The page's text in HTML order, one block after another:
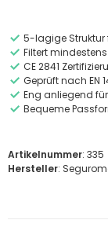
5-lagige Struktur
Filtert
CE 2841
Geprüft nach EN
Eng anliegend
Bequeme
Artikelnummer: 335
Hersteller: